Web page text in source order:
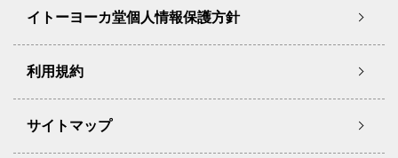
イトーヨーカ堂個人情報保護方針
利用規約
サイトマップ